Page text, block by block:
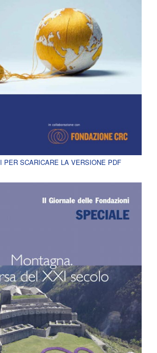
PER SCARICARE LA VERSIONE PDF